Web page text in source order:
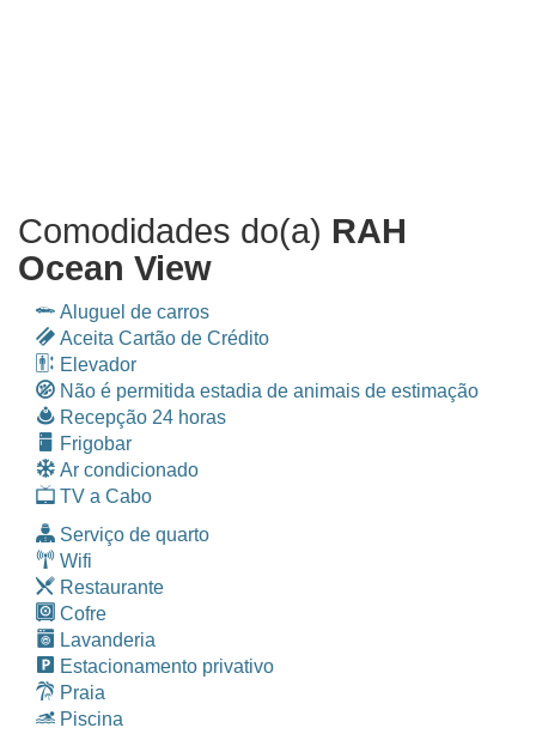
Comodidades do(a) RAH
Ocean View
Aluguel de carros
Aceita Cartão de Crédito
Elevador
Não é permitida estadia de animais de estimação
Recepção 24 horas
Frigobar
Ar condicionado
TV a Cabo
Serviço de quarto
Wifi
Restaurante
Cofre
Lavanderia
Estacionamento privativo
Praia
Piscina